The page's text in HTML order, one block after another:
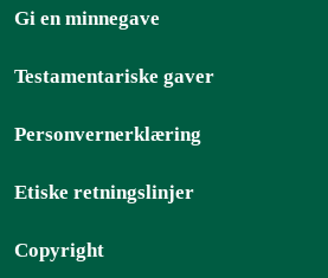
Gi en minnegave
Testamentariske gaver
Personvernerklæring
Etiske retningslinjer
Copyright